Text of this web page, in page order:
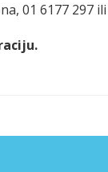
01 6177 297